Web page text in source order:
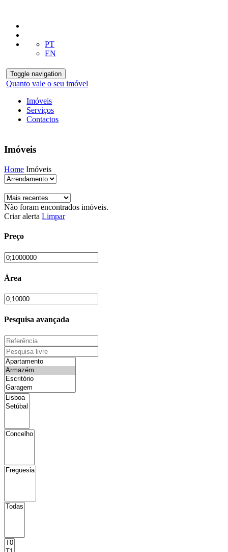
PT
EN
Toggle navigation
Quanto vale o seu imóvel
Imóveis
Serviços
Contactos
Imóveis
Home Imóveis
Não foram encontrados imóveis.
Criar alerta Limpar
Preço
Área
Pesquisa avançada